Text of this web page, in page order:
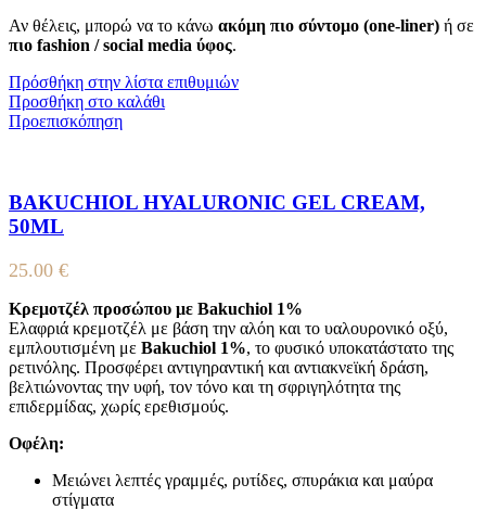
Αν θέλεις, μπορώ να το κάνω ακόμη πιο σύντομο (one-liner) ή σε
πιο fashion / social media ύφος.
Πρόσθήκη στην λίστα επιθυμιών
Προσθήκη στο καλάθι
Προεπισκόπηση
BAKUCHIOL HYALURONIC GEL CREAM,
50ML
25.00 €
Κρεμοτζέλ προσώπου με Bakuchiol 1%
Ελαφριά κρεμοτζέλ με βάση την αλόη και το υαλουρονικό οξύ,
εμπλουτισμένη με Bakuchiol 1%, το φυσικό υποκατάστατο της
ρετινόλης. Προσφέρει αντιγηραντική και αντιακνεϊκή δράση,
βελτιώνοντας την υφή, τον τόνο και τη σφριγηλότητα της
επιδερμίδας, χωρίς ερεθισμούς.
Οφέλη:
Μειώνει λεπτές γραμμές, ρυτίδες, σπυράκια και μαύρα
στίγματα